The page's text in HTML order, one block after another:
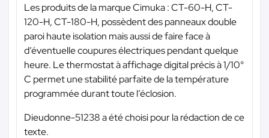
Les produits de la marque Cimuka : CT-60-H, CT-
120-H, CT-180-H, possèdent des panneaux double
paroi haute isolation mais aussi de faire face à
d’éventuelle coupures électriques pendant quelque
heure. Le thermostat à affichage digital précis à 1/10°
C permet une stabilité parfaite de la température
programmée durant toute l’éclosion.
Dieudonne-51238 a été choisi pour la rédaction de ce
texte.